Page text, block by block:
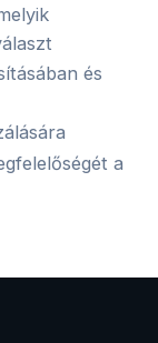
és
a